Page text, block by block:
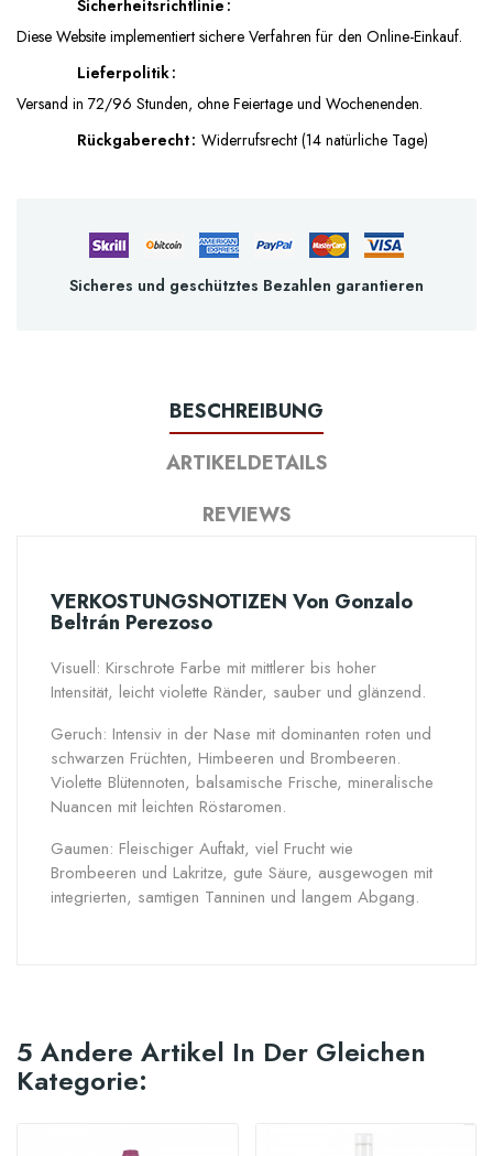
Sicherheitsrichtlinie
Diese Website implementiert sichere Verfahren für den Online-Einkauf.
Lieferpolitik
Versand in 72/96 Stunden, ohne Feiertage und Wochenenden.
Rückgaberecht Widerrufsrecht (14 natürliche Tage)
Sicheres und geschütztes Bezahlen garantieren
BESCHREIBUNG
ARTIKELDETAILS
REVIEWS
VERKOSTUNGSNOTIZEN Von Gonzalo
Beltrán Perezoso
Visuell: Kirschrote Farbe mit mittlerer bis hoher
Intensität, leicht violette Ränder, sauber und glänzend.
Geruch: Intensiv in der Nase mit dominanten roten und
schwarzen Früchten, Himbeeren und Brombeeren.
Violette Blütennoten, balsamische Frische, mineralische
Nuancen mit leichten Röstaromen.
Gaumen: Fleischiger Auftakt, viel Frucht wie
Brombeeren und Lakritze, gute Säure, ausgewogen mit
integrierten, samtigen Tanninen und langem Abgang.
5 Andere Artikel In Der Gleichen
Kategorie: